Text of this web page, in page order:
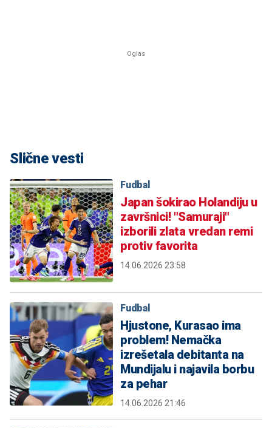
Slične vesti
Fudbal
Japan šokirao Holandiju u
završnici! "Samuraji"
izborili zlata vredan remi
protiv favorita
14.06.2026 23:58
Fudbal
Hjustone, Kurasao ima
problem! Nemačka
izrešetala debitanta na
Mundijalu i najavila borbu
za pehar
14.06.2026 21:46